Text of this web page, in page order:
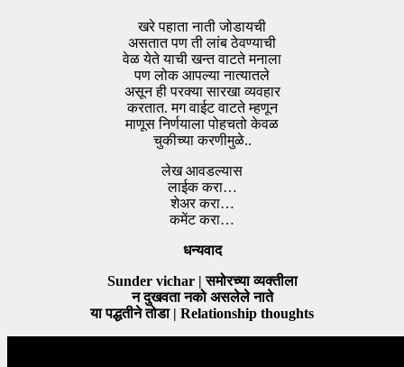
खरे पहाता नाती जोडायची
असतात पण ती लांब ठेवण्याची
वेळ येते याची खन्त वाटते मनाला
पण लोक आपल्या नात्यातले
असून ही परक्या सारखा व्यवहार
करतात. मग वाईट वाटते म्हणून
माणूस निर्णयाला पोहचतो केवळ
चुकीच्या करणीमुळे..
लेख आवडल्यास
लाईक करा…
शेअर करा…
कमेंट करा…
धन्यवाद
Sunder vichar | समोरच्या व्यक्तीला
न दुखवता नको असलेले नाते
या पद्धतीने तोडा | Relationship thoughts